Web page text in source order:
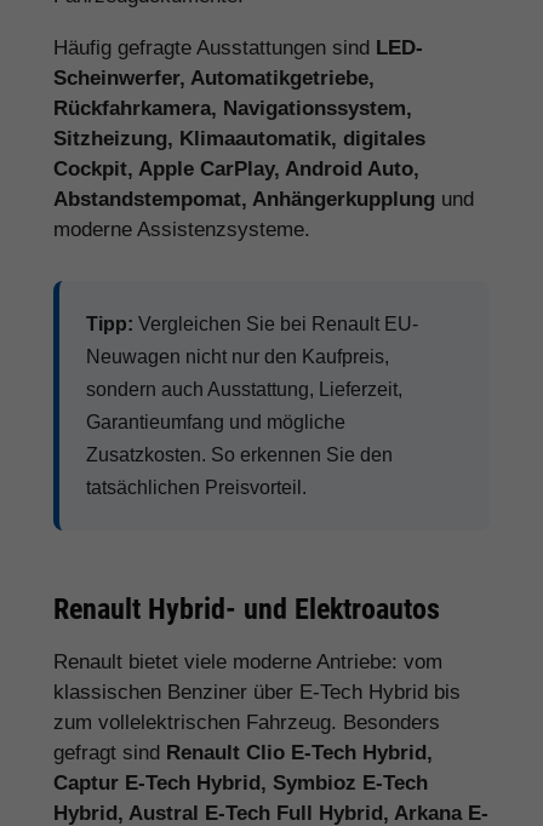
Häufig gefragte Ausstattungen sind LED-
Scheinwerfer, Automatikgetriebe,
Rückfahrkamera, Navigationssystem,
Sitzheizung, Klimaautomatik, digitales
Cockpit, Apple CarPlay, Android Auto,
Abstandstempomat, Anhängerkupplung und
moderne Assistenzsysteme.
Tipp: Vergleichen Sie bei Renault EU-
Neuwagen nicht nur den Kaufpreis,
sondern auch Ausstattung, Lieferzeit,
Garantieumfang und mögliche
Zusatzkosten. So erkennen Sie den
tatsächlichen Preisvorteil.
Renault Hybrid- und Elektroautos
Renault bietet viele moderne Antriebe: vom
klassischen Benziner über E-Tech Hybrid bis
zum vollelektrischen Fahrzeug. Besonders
gefragt sind Renault Clio E-Tech Hybrid,
Captur E-Tech Hybrid, Symbioz E-Tech
Hybrid, Austral E-Tech Full Hybrid, Arkana E-